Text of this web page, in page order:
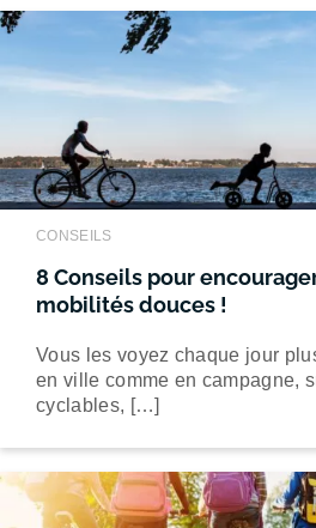
CONSEILS
8 Conseils pour
mobilités douces !
Vous les voyez chaque jour
en ville comme en campagne,
cyclables, […]